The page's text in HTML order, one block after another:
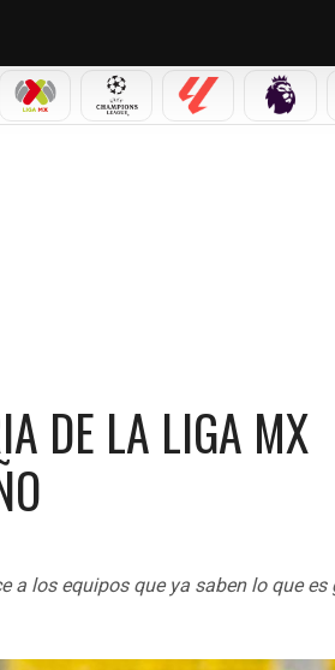
MEXICANA
LIGA MX CHAMPIONS LEAGUE
LALIGA
DE LA LIGA MX
a los equipos que ya saben lo que